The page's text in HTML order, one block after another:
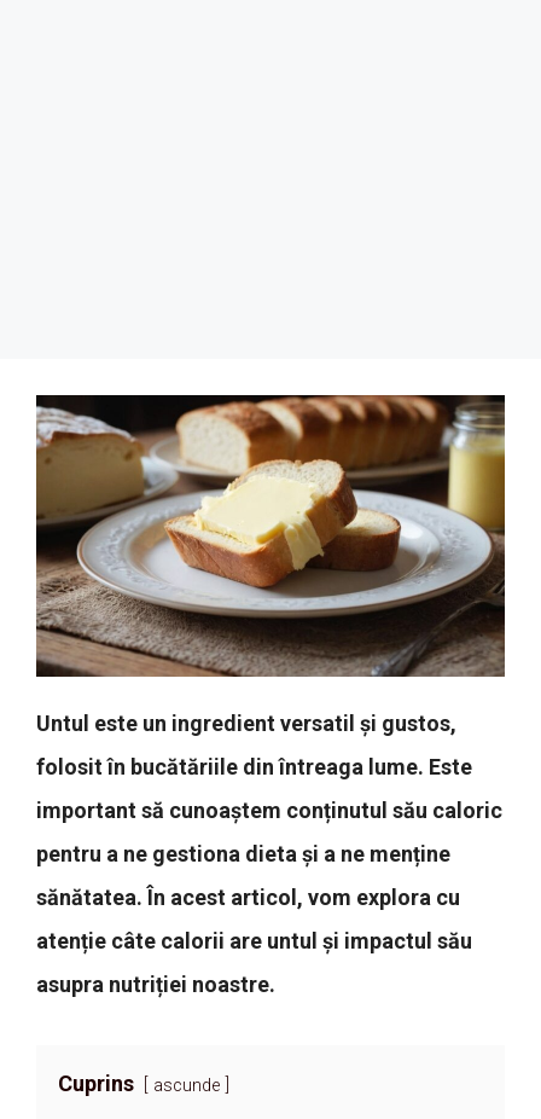
Untul este un ingredient versatil și gustos,
folosit în bucătăriile din întreaga lume. Este
important să cunoaștem conținutul său caloric
pentru a ne gestiona dieta și a ne menține
sănătatea. În acest articol, vom explora cu
atenție câte calorii are untul și impactul său
asupra nutriției noastre.
Cuprins ascunde